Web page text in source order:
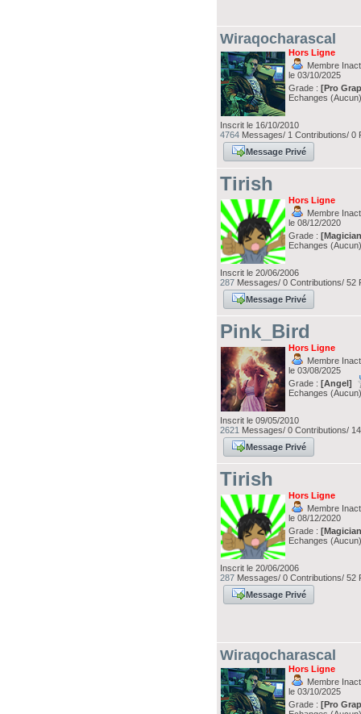
Wiraqocharascal
Hors Ligne
Membre
le 03/10/2025
Grade :[Pro
Echanges
Inscrit le 16/10/2010
4764 Messages/ 1 Contributions/ 0
Message Privé
Tirish
Hors Ligne
Membre
le 08/12/2020
Grade :
Echanges
Inscrit le 20/06/2006
287 Messages/ 0 Contributions/ 52
Message Privé
Pink_Bird
Hors Ligne
Membre
le 03/08/2025
Grade :[Angel]
Echanges
Inscrit le 09/05/2010
2621 Messages/ 0 Contributions/
Message Privé
Tirish
Hors Ligne
Membre
le 08/12/2020
Grade :
Echanges
Inscrit le 20/06/2006
287 Messages/ 0 Contributions/ 52
Message Privé
Wiraqocharascal
Hors Ligne
Membre
le 03/10/2025
Grade :[Pro